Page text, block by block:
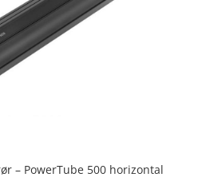
– PowerTube 500 horizontal